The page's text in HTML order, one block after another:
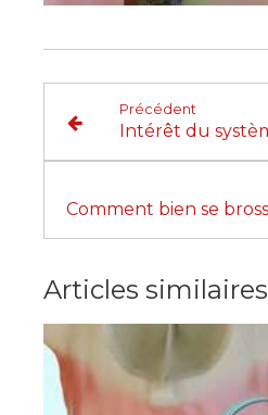
Précédent
Articles similaires